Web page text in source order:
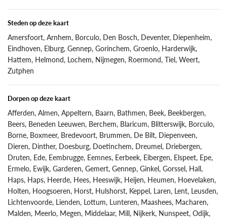
Steden op deze kaart
Amersfoort, Arnhem, Borculo, Den Bosch, Deventer, Diepenheim,
Eindhoven, Elburg, Gennep, Gorinchem, Groenlo, Harderwijk,
Hattem, Helmond, Lochem, Nijmegen, Roermond, Tiel, Weert,
Zutphen
Dorpen op deze kaart
Afferden, Almen, Appeltern, Baarn, Bathmen, Beek, Beekbergen,
Beers, Beneden Leeuwen, Berchem, Blaricum, Blitterswijk, Borculo,
Borne, Boxmeer, Bredevoort, Brummen, De Bilt, Diepenveen,
Dieren, Dinther, Doesburg, Doetinchem, Dreumel, Driebergen,
Druten, Ede, Eembrugge, Eemnes, Eerbeek, Eibergen, Elspeet, Epe,
Ermelo, Ewijk, Garderen, Gemert, Gennep, Ginkel, Gorssel, Hall,
Haps, Haps, Heerde, Hees, Heeswijk, Heijen, Heumen, Hoevelaken,
Holten, Hoogsoeren, Horst, Hulshorst, Keppel, Laren, Lent, Leusden,
Lichtenvoorde, Lienden, Lottum, Lunteren, Maashees, Macharen,
Malden, Meerlo, Megen, Middelaar, Mill, Nijkerk, Nunspeet, Odijk,